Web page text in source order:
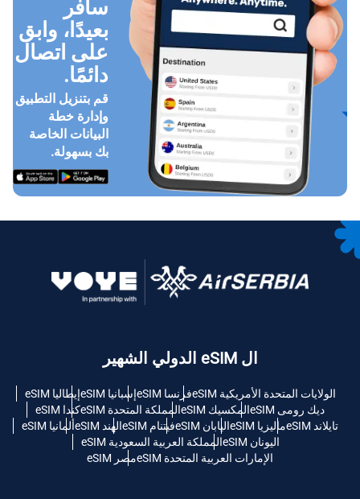
سافر
بعيدًا، وابق
على اتصال
دائمًا.
قم بتنزيل التطبيق
وإدارة خطة
البيانات الخاصة
بك بسهولة.
ال eSIM الدولي الشهير
الولايات المتحدة الأمريكية eSIM فرنسا eSIM إسبانيا eSIM
إيطاليا eSIM
ديك رومى eSIM
المكسيك eSIM المملكة المتحدة eSIM
كندا eSIM
تايلاند eSIM
ماليزيا eSIM اليابان eSIM فيتنام eSIM الهند eSIM
ألمانيا eSIM
اليونان eSIM
المملكة العربية السعودية eSIM
الإمارات العربية المتحدة eSIM
مصر eSIM